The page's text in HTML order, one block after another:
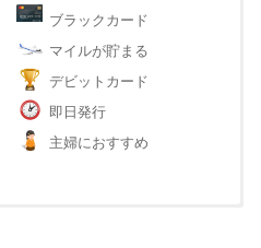
ブラックカード
マイルが貯まる
デビットカード
即日発行
主婦におすすめ